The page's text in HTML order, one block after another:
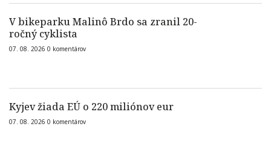
V bikeparku Malinô Brdo sa zranil 20-
ročný cyklista
07. 08. 2026 0 komentárov
Kyjev žiada EÚ o 220 miliónov eur
07. 08. 2026 0 komentárov